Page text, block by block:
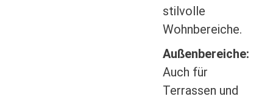
stilvolle
Wohnbereiche.
Außenbereiche:
Auch für
Terrassen und